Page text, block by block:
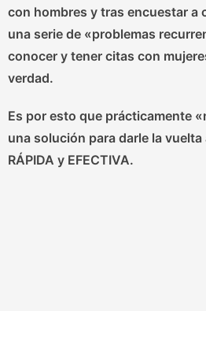
con hombres y tras encuestar a
una serie de «problemas
conocer y tener citas con
verdad.
Es por esto que prácticamente
una solución para darle la
RÁPIDA y EFECTIVA.